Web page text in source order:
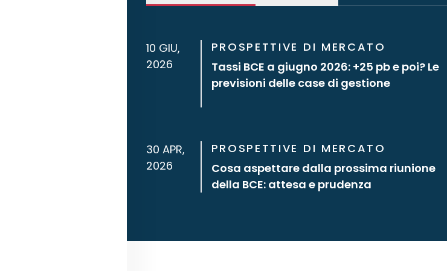
10 GIU,
2026
PROSPETTIVE DI MERCATO
Tassi BCE a giugno 2026: +25 pb e poi? Le
previsioni delle case di gestione
30 APR,
2026
PROSPETTIVE DI MERCATO
Cosa aspettare dalla prossima riunione
della BCE: attesa e prudenza